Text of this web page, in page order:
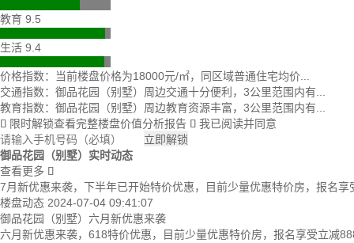
教育 9.5
生活 9.4
价格指数：当前楼盘价格为18000元/㎡，同区域普通住宅均价...
交通指数：御品花园（别墅）周边交通十分便利，3公里范围内有...
教育指数：御品花园（别墅）周边教育资源丰富，3公里范围内有...
 限时解锁查看完整楼盘价值分析报告  我已阅读并同意
立即解锁
御品花园（别墅）实时动态
查看更多 
7月新优惠来袭，下半年已开始特价优惠，目前少量优惠特价房，报名
楼盘动态 2024-07-04 09:41:07
御品花园（别墅）六月新优惠来袭
六月新优惠来袭，618特价优惠，目前少量优惠特价房，报名享受立减